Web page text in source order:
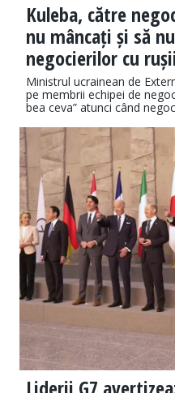
Kuleba, către
nu mâncați și să
negocierilor cu
Ministrul ucrainean de
pe membrii echipei de
bea ceva” atunci când